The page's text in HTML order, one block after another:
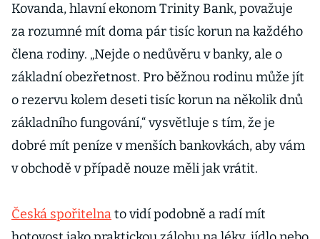
Kovanda, hlavní ekonom Trinity Bank, považuje
za rozumné mít doma pár tisíc korun na každého
člena rodiny. „Nejde o nedůvěru v banky, ale o
základní obezřetnost. Pro běžnou rodinu může jít
o rezervu kolem deseti tisíc korun na několik dnů
základního fungování,“ vysvětluje s tím, že je
dobré mít peníze v menších bankovkách, aby vám
v obchodě v případě nouze měli jak vrátit.
Česká spořitelnato vidí podobně a radí mít